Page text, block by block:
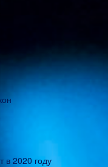
в 2020 году